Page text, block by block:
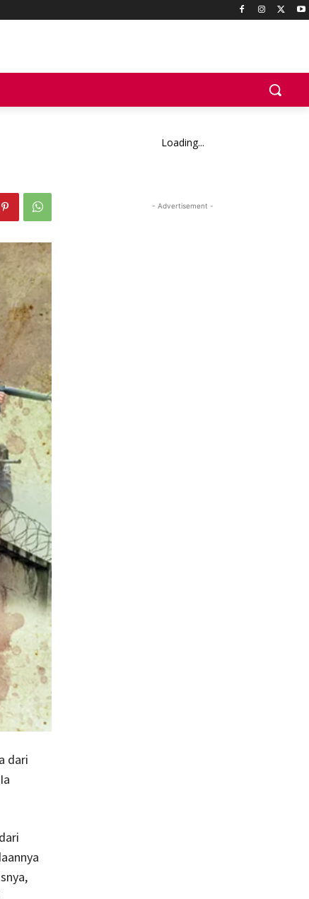
dari
Loading...
- Advertisement -